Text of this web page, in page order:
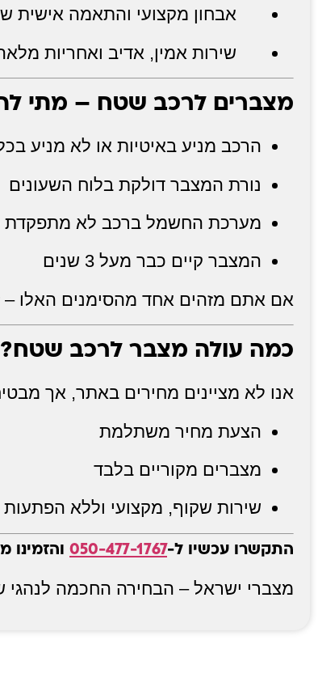
אבחון מקצועי והתאמה אישית
שירות אמין, אדיב ואחריות
מצברים לרכב שטח – מתי
הרכב מניע באיטיות או לא מניע
נורת המצבר דולקת בלוח השעונים
מערכת החשמל ברכב לא מתפקדת
המצבר קיים כבר מעל 3 שנים
אם אתם מזהים אחד מהסימנים האלו –
כמה עולה מצבר לרכב שטח?
אנו לא מציינים מחירים באתר, אך
הצעת מחיר משתלמת
מצברים מקוריים בלבד
שירות שקוף, מקצועי וללא הפתעות
התקשרו עכשיו ל-050-477-1767 והזמינו
מצברי ישראל – הבחירה החכמה לנהגי